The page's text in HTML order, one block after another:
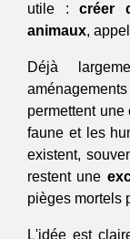
utile : créer
animaux,
Déjà
permettent
faune et les
existent,
restent une
pièges mortels
L'idée est